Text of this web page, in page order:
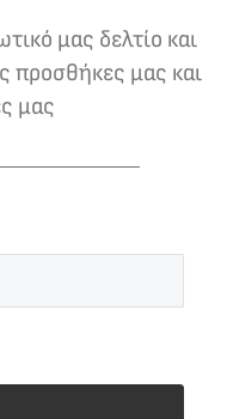
μας δελτίο και
προσθήκες μας και
μας